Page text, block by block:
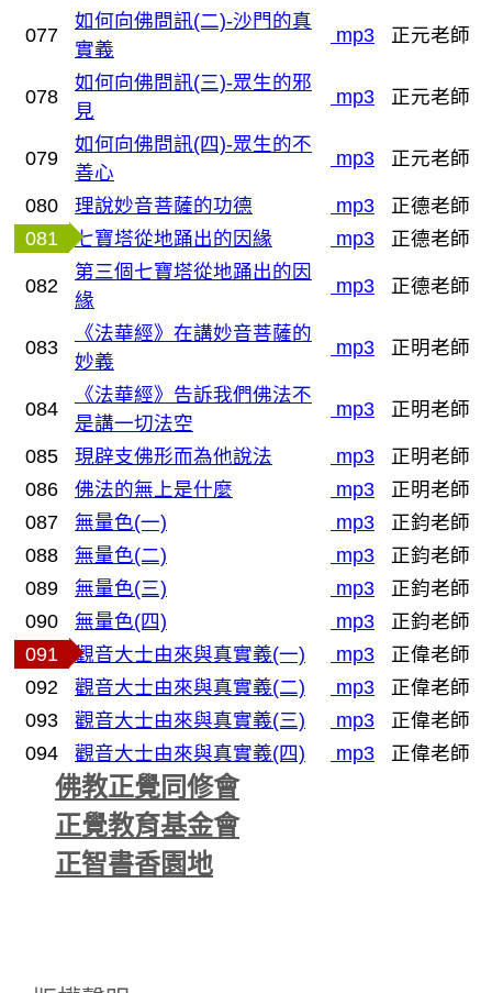
077
如何向佛問訊(二)-沙門的真
實義
mp3 正元老師
078
如何向佛問訊(三)-眾生的邪
見
mp3 正元老師
079
如何向佛問訊(四)-眾生的不
善心
mp3 正元老師
080 理說妙音菩薩的功德 mp3
正德老師
081
七寶塔從地踊出的因緣 mp3 正德老師
082
第三個七寶塔從地踊出的因
緣
mp3 正德老師
083
《法華經》在講妙音菩薩的
妙義
mp3 正明老師
084
《法華經》告訴我們佛法不
是講一切法空
mp3 正明老師
085 現辟支佛形而為他說法 mp3
正明老師
086
佛法的無上是什麼 mp3
正明老師
087
無量色(一) mp3
正鈞老師
088
無量色(二) mp3
正鈞老師
089
無量色(三) mp3
正鈞老師
090
無量色(四) mp3
正鈞老師
091
觀音大士由來與真實義(一) mp3
正偉老師
092
觀音大士由來與真實義(二) mp3
正偉老師
093
觀音大士由來與真實義(三) mp3
正偉老師
094
觀音大士由來與真實義(四) mp3 正偉老師
佛教正覺同修會
正覺教育基金會
正智書香園地